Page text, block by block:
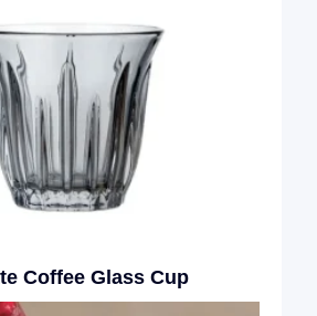
Coffee Glass Cup